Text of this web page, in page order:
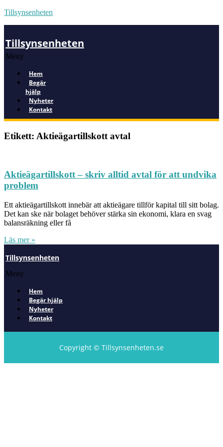
Tillsynsenheten
Tillsynsenheten
Meny
Hem
Begär
hjälp
Nyheter
Kontakt
Etikett: Aktieägartillskott avtal
Aktieägartillskott – skriv alltid avtal för att undvika
problem
Ett aktieägartillskott innebär att aktieägare tillför kapital till sitt bolag.
Det kan ske när bolaget behöver stärka sin ekonomi, klara en svag
balansräkning eller få
Läs mer »
Tillsynsenheten
Meny
Hem
Begär hjälp
Nyheter
Kontakt
Copyright © Tillsynsenheten.se